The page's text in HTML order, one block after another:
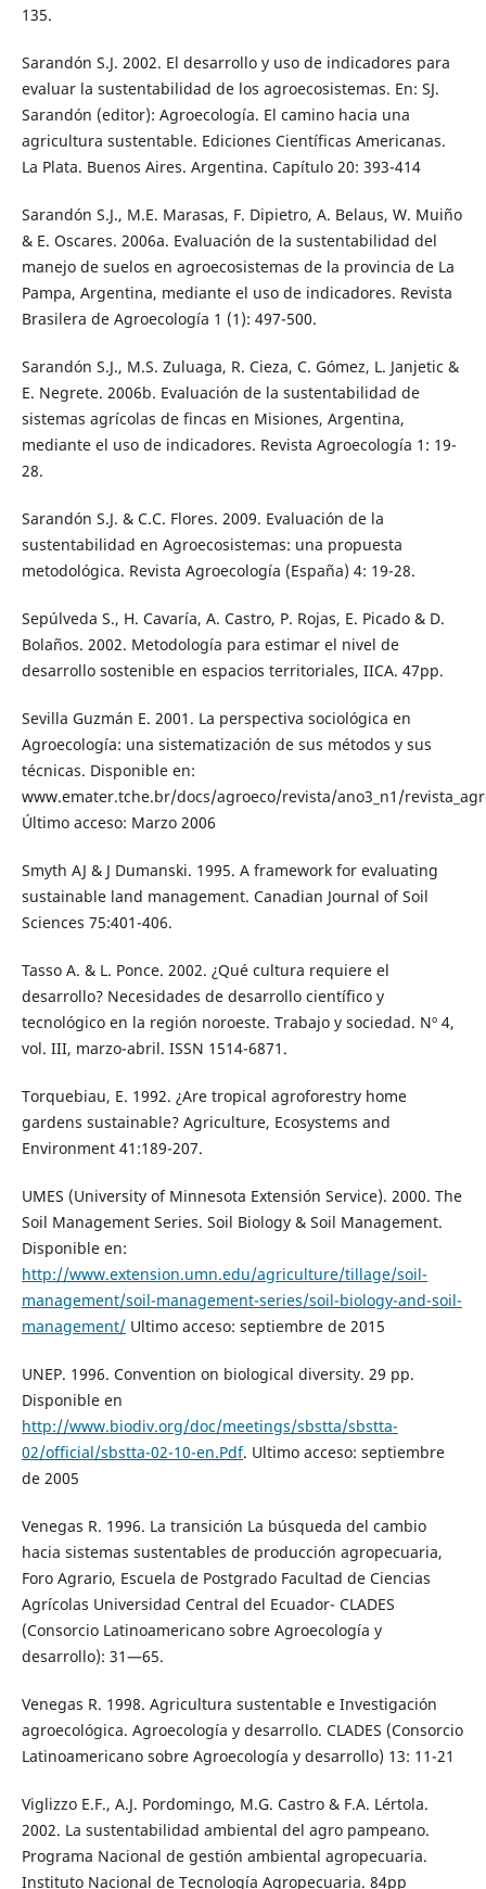
135.
Sarandón S.J. 2002. El desarrollo y uso de indicadores para
evaluar la sustentabilidad de los agroecosistemas. En: SJ.
Sarandón (editor): Agroecología. El camino hacia una
agricultura sustentable. Ediciones Científicas Americanas.
La Plata. Buenos Aires. Argentina. Capítulo 20: 393-414
Sarandón S.J., M.E. Marasas, F. Dipietro, A. Belaus, W. Muiño
& E. Oscares. 2006a. Evaluación de la sustentabilidad del
manejo de suelos en agroecosistemas de la provincia de La
Pampa, Argentina, mediante el uso de indicadores. Revista
Brasilera de Agroecología 1 (1): 497-500.
Sarandón S.J., M.S. Zuluaga, R. Cieza, C. Gómez, L. Janjetic &
E. Negrete. 2006b. Evaluación de la sustentabilidad de
sistemas agrícolas de fincas en Misiones, Argentina,
mediante el uso de indicadores. Revista Agroecología 1: 19-
28.
Sarandón S.J. & C.C. Flores. 2009. Evaluación de la
sustentabilidad en Agroecosistemas: una propuesta
metodológica. Revista Agroecología (España) 4: 19-28.
Sepúlveda S., H. Cavaría, A. Castro, P. Rojas, E. Picado & D.
Bolaños. 2002. Metodología para estimar el nivel de
desarrollo sostenible en espacios territoriales, IICA. 47pp.
Sevilla Guzmán E. 2001. La perspectiva sociológica en
Agroecología: una sistematización de sus métodos y sus
técnicas. Disponible en:
www.emater.tche.br/docs/agroeco/revista/ano3_n1/
Último acceso: Marzo 2006
Smyth AJ & J Dumanski. 1995. A framework for evaluating
sustainable land management. Canadian Journal of Soil
Sciences 75:401-406.
Tasso A. & L. Ponce. 2002. ¿Qué cultura requiere el
desarrollo? Necesidades de desarrollo científico y
tecnológico en la región noroeste. Trabajo y sociedad. Nº 4,
vol. III, marzo-abril. ISSN 1514-6871.
Torquebiau, E. 1992. ¿Are tropical agroforestry home
gardens sustainable? Agriculture, Ecosystems and
Environment 41:189-207.
UMES (University of Minnesota Extensión Service). 2000. The
Soil Management Series. Soil Biology & Soil Management.
Disponible en:
http://www.extension.umn.edu/agriculture/tillage/soil-
management/soil-management-series/soil-biology-and-soil-
management/Ultimo acceso: septiembre de 2015
UNEP. 1996. Convention on biological diversity. 29 pp.
Disponible en
http://www.biodiv.org/doc/meetings/sbstta/sbstta-
02/official/sbstta-02-10-en.Pdf. Ultimo acceso: septiembre
de 2005
Venegas R. 1996. La transición La búsqueda del cambio
hacia sistemas sustentables de producción agropecuaria,
Foro Agrario, Escuela de Postgrado Facultad de Ciencias
Agrícolas Universidad Central del Ecuador- CLADES
(Consorcio Latinoamericano sobre Agroecología y
desarrollo): 31—65.
Venegas R. 1998. Agricultura sustentable e Investigación
agroecológica. Agroecología y desarrollo. CLADES (Consorcio
Latinoamericano sobre Agroecología y desarrollo) 13: 11-21
Viglizzo E.F., A.J. Pordomingo, M.G. Castro & F.A. Lértola.
2002. La sustentabilidad ambiental del agro pampeano.
Programa Nacional de gestión ambiental agropecuaria.
Instituto Nacional de Tecnología Agropecuaria. 84pp